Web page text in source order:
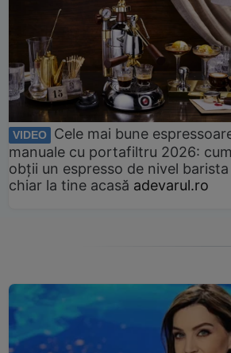
VIDEO
Cele mai bune
manuale cu portafiltru 2026: cum
obții un espresso de nivel barista
chiar la tine acasă adevarul.ro